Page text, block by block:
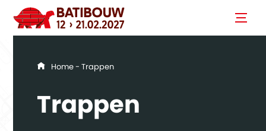
You are here
Home- Trappen
Trappen